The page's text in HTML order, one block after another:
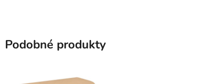
Podobné produkty